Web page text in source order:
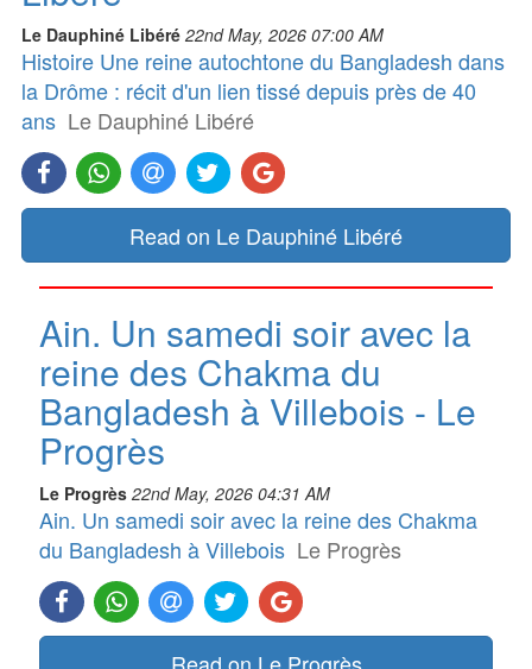
Le Dauphiné Libéré 22nd May, 2026 07:00 AM
Histoire Une reine autochtone du Bangladesh dans
la Drôme : récit d'un lien tissé depuis près de 40
ans Le Dauphiné Libéré
Read on Le Dauphiné Libéré
Ain. Un samedi soir avec la
reine des Chakma du
Bangladesh à Villebois - Le
Progrès
Le Progrès 22nd May, 2026 04:31 AM
Ain. Un samedi soir avec la reine des Chakma
du Bangladesh à Villebois Le Progrès